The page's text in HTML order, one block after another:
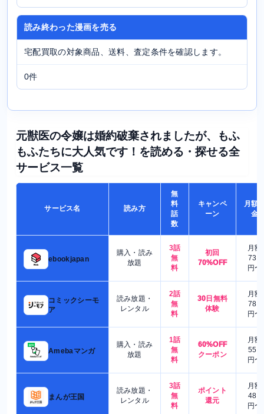
読み終わった漫画を売る
宅配買取の対象商品、送料、査定条件を確認します。
0件
元獣医の令嬢は婚約破棄されましたが、もふ
もふたちに大人気です！を読める・探せる全
サービス一覧
サービス名 読み方
無
料
話
数
キャンペ
ーン
月額
金
ebookjapan
購入・読み
放題
3話
無
料
初回
70%OFF
月額
730
円〜
コミックシーモ
ア
読み放題・
レンタル
2話
無
料
30日無料
体験
月額
780
円〜
Amebaマンガ
購入・読み
放題
1話
無
料
60%OFF
クーポン
月額
550
円〜
まんが王国
読み放題・
レンタル
3話
無
料
ポイント
還元
月額
480
円〜